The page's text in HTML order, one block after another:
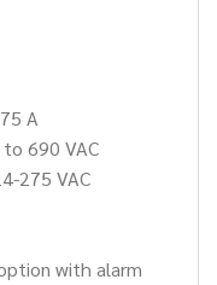
A
690 VAC
275 VAC
with alarm